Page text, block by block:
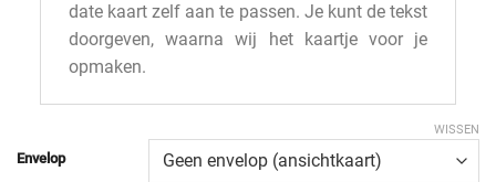
date kaart zelf aan te passen. Je kunt de tekst
doorgeven, waarna wij het kaartje voor je
opmaken.
Envelop
WISSEN